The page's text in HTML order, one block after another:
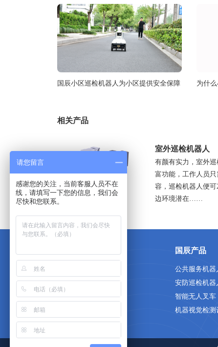
国辰小区巡检机器人为小区提供安全保障 为什
相关产品
室外巡检机器人
有颜有实力，室外
富功能，工作人员
容，巡检机器人便
边环境潜在……
首页
关于我们
人才招聘
联系我们
网站地图
国辰产品
公共服务机器
安防巡检机器
智能无人叉车
机器视觉检测
请您留言
感谢您的关注，当前客服人员不在
线，请填写一下您的信息，我们会
尽快和您联系。